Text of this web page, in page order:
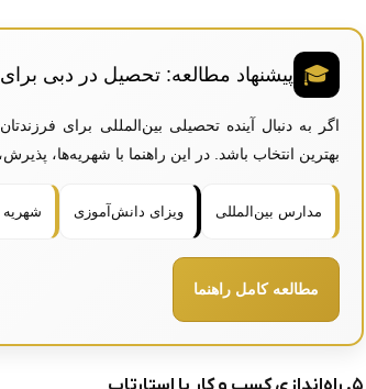
🎓 پیشنهاد مطالعه: تحصیل در دبی برای
اگر به دنبال آینده تحصیلی بین‌المللی برای
بهترین انتخاب باشد. در این راهنما با شهریه‌ها،
مدارس بین‌المللی ویزای دانش‌آموزی شهریه
مطالعه کامل راهنما